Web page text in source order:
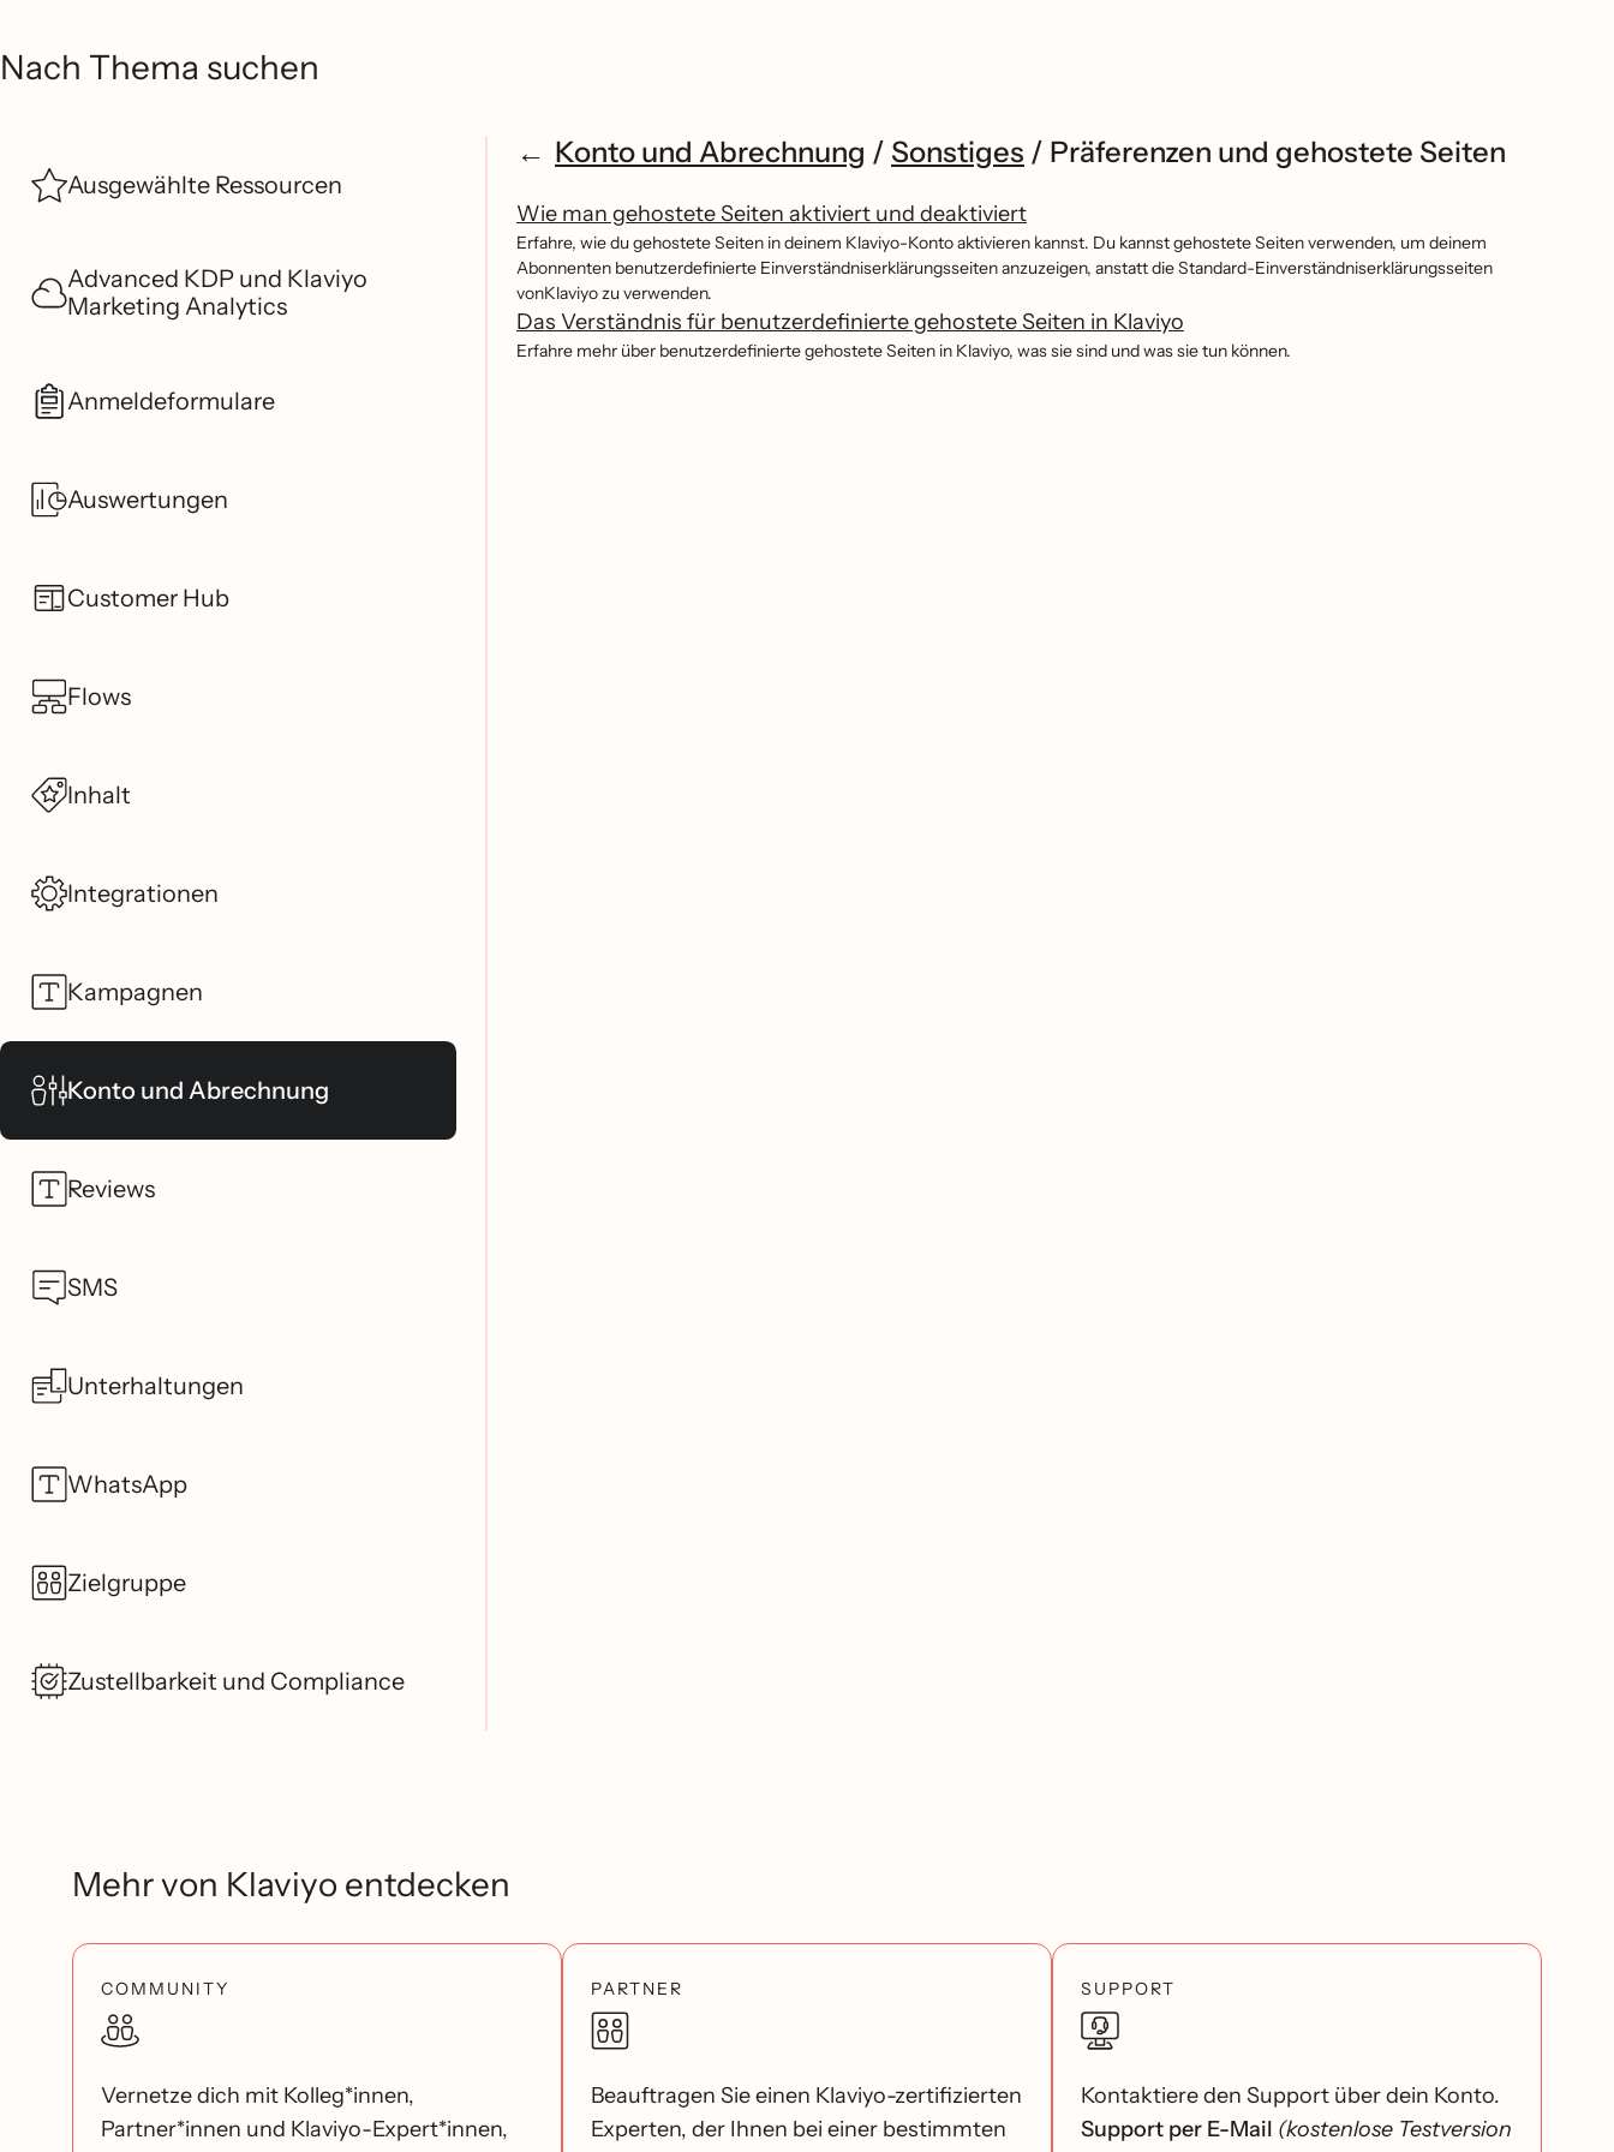
Nach Thema suchen
Ausgewählte Ressourcen
Advanced KDP und Klaviyo
Marketing Analytics
Anmeldeformulare
Auswertungen
Customer Hub
Flows
Inhalt
Integrationen
Kampagnen
Konto und Abrechnung
Reviews
SMS
Unterhaltungen
WhatsApp
Zielgruppe
Zustellbarkeit und Compliance
Konto und Abrechnung / Sonstiges / Präferenzen und gehostete Seiten
Wie man gehostete Seiten aktiviert und deaktiviert
Erfahre, wie du gehostete Seiten in deinem Klaviyo-Konto aktivieren kannst. Du kannst gehostete Seiten verwenden, um deinem
Abonnenten benutzerdefinierte Einverständniserklärungsseiten anzuzeigen, anstatt die Standard-Einverständniserklärungsseiten
vonKlaviyo zu verwenden.
Das Verständnis für benutzerdefinierte gehostete Seiten in Klaviyo
Erfahre mehr über benutzerdefinierte gehostete Seiten in Klaviyo, was sie sind und was sie tun können.
Mehr von Klaviyo entdecken
COMMUNITY
Vernetze dich mit Kolleg*innen,
Partner*innen und Klaviyo-Expert*innen,
PARTNER
Beauftragen Sie einen Klaviyo-zertifizierten
Experten, der Ihnen bei einer bestimmten
SUPPORT
Kontaktiere den Support über dein Konto.
Support per E-Mail (kostenlose Testversion